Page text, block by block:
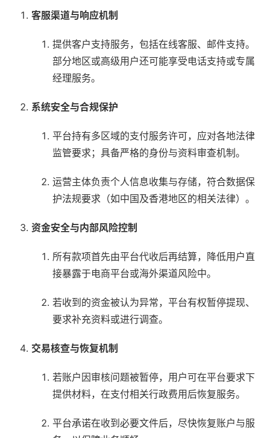
客服渠道与响应机制
提供客户支持服务，包括在线客服、邮件支持。
部分地区或高级用户还可能享受电话支持或专属
经理服务。
系统安全与合规保护
平台持有多区域的支付服务许可，应对各地法律
监管要求；具备严格的身份与资料审查机制。
运营主体负责个人信息收集与存储，符合数据保
护法规要求（如中国及香港地区的相关法律）。
资金安全与内部风险控制
所有款项首先由平台代收后再结算，降低用户直
接暴露于电商平台或海外渠道风险中。
若收到的资金被认为异常，平台有权暂停提现、
要求补充资料或进行调查。
交易核查与恢复机制
若账户因审核问题被暂停，用户可在平台要求下
提供材料，在支付相关行政费用后恢复服务。
平台承诺在收到必要文件后，尽快恢复账户与服